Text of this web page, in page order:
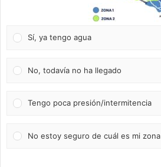
Sí, ya tengo agua
No, todavía no ha llegado
Tengo poca presión/intermitencia
No estoy seguro de cuál es mi zona